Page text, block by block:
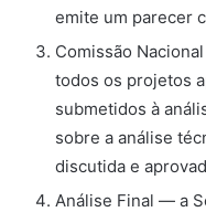
emite um parecer
Comissão
todos os projetos
submetidos à
sobre a análise
discutida e
Análise Final — a